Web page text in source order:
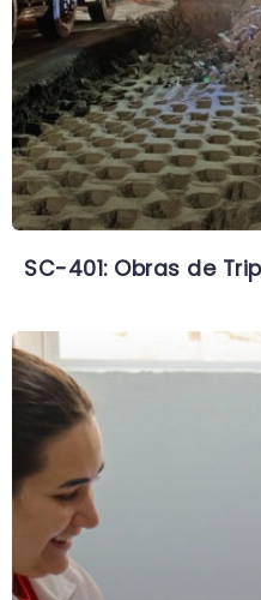
SC-401: Obras de